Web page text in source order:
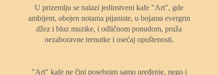
U prizemlju se nalazi jedinstveni kafe "Art", gde
ambijent, obojen notama pijaniste, u bojama evergrin
džez i bluz muzike, i odličnom ponudom, pruža
nezaboravne trenutke i osećaj opuštenosti.
"Art" kafe ne čini posebnim samo uređenje, nego i